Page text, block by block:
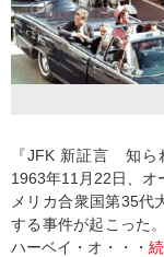
『JFK 新証言 知
1963年11月22日、オ
メリカ合衆国第35代
する事件が起こった
ハーベイ・オ・・・